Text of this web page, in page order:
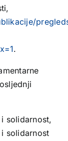
.
solidarnost,
solidarnost